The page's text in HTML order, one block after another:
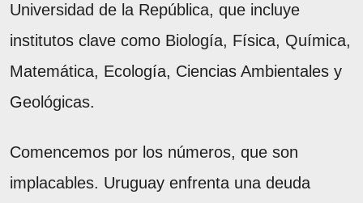
Universidad de la República, que incluye
institutos clave como Biología, Física, Química,
Matemática, Ecología, Ciencias Ambientales y
Geológicas.
Comencemos por los números, que son
implacables. Uruguay enfrenta una deuda